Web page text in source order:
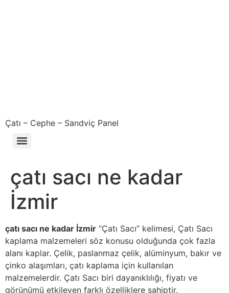
Çatı – Cephe – Sandviç Panel
çatı sacı ne kadar
İzmir
çatı sacı ne kadar İzmir “Çatı Sacı” kelimesi, Çatı Sacı
kaplama malzemeleri söz konusu olduğunda çok fazla
alanı kaplar. Çelik, paslanmaz çelik, alüminyum, bakır ve
çinko alaşımları, çatı kaplama için kullanılan
malzemelerdir. Çatı Sacı biri dayanıklılığı, fiyatı ve
görünümü etkileyen farklı özelliklere sahiptir.